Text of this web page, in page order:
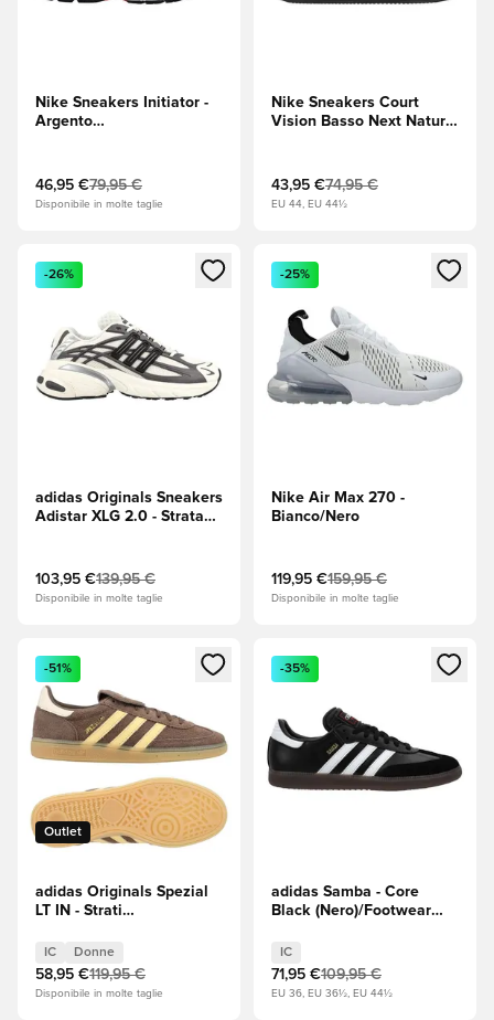
Nike Sneakers Initiator -
Argento
46,95 €79,95 €
Disponibile in molte taglie
Nike Sneakers Court
Vision Basso Next Nature
43,95 €74,95 €
EU 44, EU 44½
Apre una finestra modale per accedere o registrarsi come
-26%
adidas Originals Sneakers
Adistar XLG 2.0 - Strata
103,95 €139,95 €
Disponibile in molte taglie
Apre una finestra modale
-25%
Nike Air Max 270 -
Bianco/Nero
119,95 €159,95 €
Disponibile in molte taglie
Apre una finestra modale per accedere o registrarsi come
Outlet
-51%
adidas Originals Spezial
LT IN - Strati
(Arancione)/Wonder White
(Bianco) Donna
IC Donne
58,95 €119,95 €
Disponibile in molte taglie
Apre una finestra modale
-35%
adidas Samba - Core
Black (Nero)/Footwear
IC
71,95 €109,95 €
EU 36, EU 36½, EU 44½